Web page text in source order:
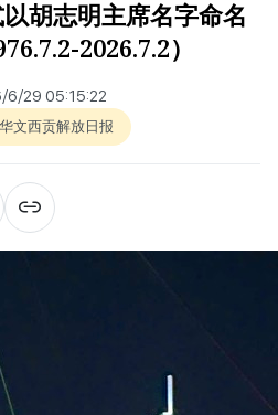
胡志明主席名字命名
2026.7.2）
6/29 05:15:22
文西贡解放日报